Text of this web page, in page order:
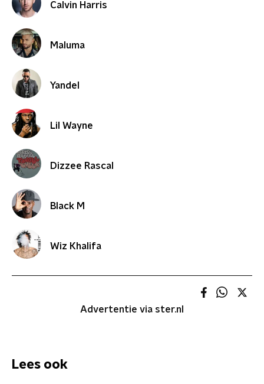
Calvin Harris
Maluma
Yandel
Lil Wayne
Dizzee Rascal
Black M
Wiz Khalifa
Advertentie via ster.nl
Lees ook